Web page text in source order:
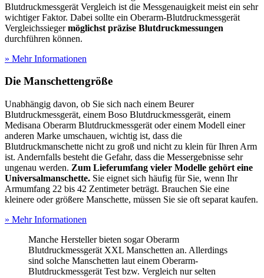
Blutdruckmessgerät Vergleich ist die Messgenauigkeit meist ein sehr
wichtiger Faktor. Dabei sollte ein Oberarm-Blutdruckmessgerät
Vergleichssiegermöglichst präzise Blutdruckmessungen
durchführen können.
» Mehr Informationen
Die Manschettengröße
Unabhängig davon, ob Sie sich nach einem Beurer
Blutdruckmessgerät, einem Boso Blutdruckmessgerät, einem
Medisana Oberarm Blutdruckmessgerät oder einem Modell einer
anderen Marke umschauen, wichtig ist, dass die
Blutdruckmanschette nicht zu groß und nicht zu klein für Ihren Arm
ist. Andernfalls besteht die Gefahr, dass die Messergebnisse sehr
ungenau werden. Zum Lieferumfang vieler Modelle gehört eine
Universalmanschette. Sie eignet sich häufig für Sie, wenn Ihr
Armumfang 22 bis 42 Zentimeter beträgt. Brauchen Sie eine
kleinere oder größere Manschette, müssen Sie sie oft separat kaufen.
» Mehr Informationen
Manche Hersteller bieten sogar Oberarm
Blutdruckmessgerät XXL Manschetten an. Allerdings
sind solche Manschetten laut einem Oberarm-
Blutdruckmessgerät Test bzw. Vergleich nur selten